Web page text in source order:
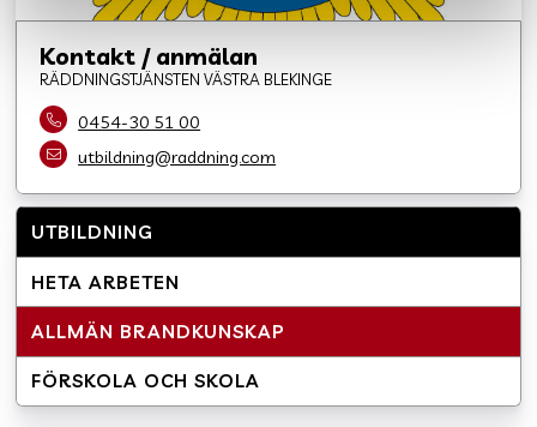
UTBILDNING
HETA ARBETEN
ALLMÄN BRANDKUNSKAP
FÖRSKOLA OCH SKOLA
Kontakt / anmälan
RÄDDNINGSTJÄNSTEN VÄSTRA BLEKINGE
0454-30 51 00
utbildning@raddning.com